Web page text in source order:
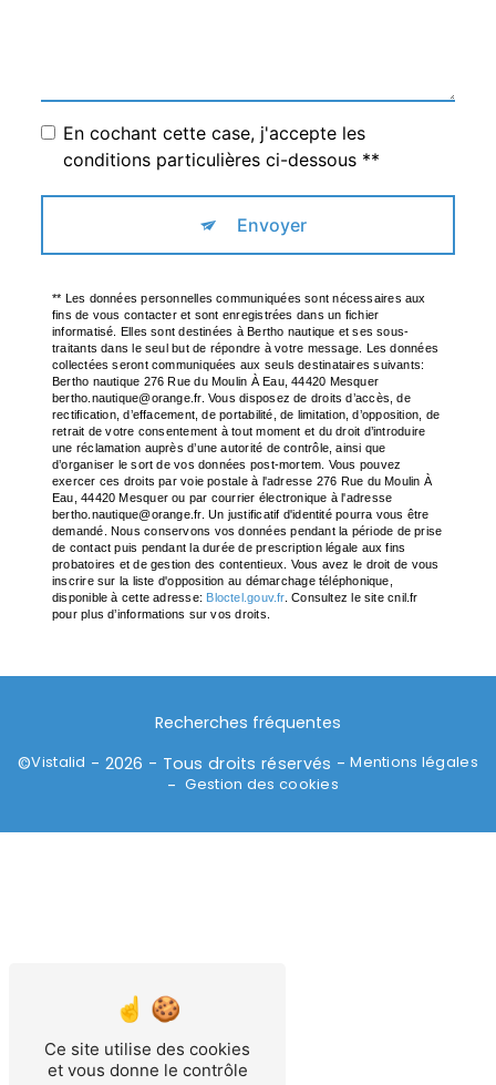
En cochant cette case, j'accepte les
conditions particulières ci-dessous **
Envoyer
** Les données personnelles communiquées sont nécessaires aux
fins de vous contacter et sont enregistrées dans un fichier
informatisé. Elles sont destinées à Bertho nautique et ses sous-
traitants dans le seul but de répondre à votre message. Les données
collectées seront communiquées aux seuls destinataires suivants:
Bertho nautique 276 Rue du Moulin À Eau, 44420 Mesquer
bertho.nautique@orange.fr. Vous disposez de droits d’accès, de
rectification, d’effacement, de portabilité, de limitation, d’opposition, de
retrait de votre consentement à tout moment et du droit d’introduire
une réclamation auprès d’une autorité de contrôle, ainsi que
d’organiser le sort de vos données post-mortem. Vous pouvez
exercer ces droits par voie postale à l'adresse 276 Rue du Moulin À
Eau, 44420 Mesquer ou par courrier électronique à l'adresse
bertho.nautique@orange.fr. Un justificatif d'identité pourra vous être
demandé. Nous conservons vos données pendant la période de prise
de contact puis pendant la durée de prescription légale aux fins
probatoires et de gestion des contentieux. Vous avez le droit de vous
inscrire sur la liste d'opposition au démarchage téléphonique,
disponible à cette adresse:
Bloctel.gouv.fr. Consultez le site cnil.fr
pour plus d’informations sur vos droits.
Recherches fréquentes
©Vistalid - 2026 - Tous droits réservés -Mentions légales
-Gestion des cookies
Ce site utilise des cookies
et vous donne le contrôle